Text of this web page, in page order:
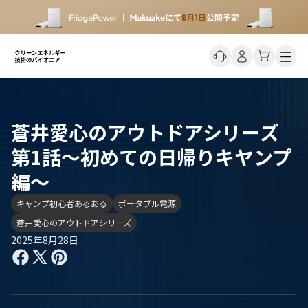
蒼井愛心のアウトドアシリーズ
第1話～初めての日帰りキヤンプ
編～
キャンプ初心者あるある
ポータブル電源
蒼井愛心のアウトドアシリーズ
2025年8月28日